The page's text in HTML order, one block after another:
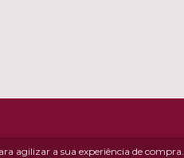
agilizar a sua experiência de compra.